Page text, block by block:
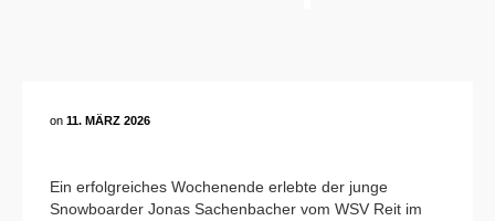
on 11. MÄRZ 2026
Ein erfolgreiches Wochenende erlebte der junge
Snowboarder Jonas Sachenbacher vom WSV Reit im